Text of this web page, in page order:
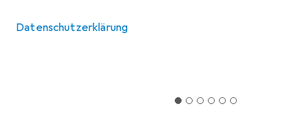
Datenschutzerklärung